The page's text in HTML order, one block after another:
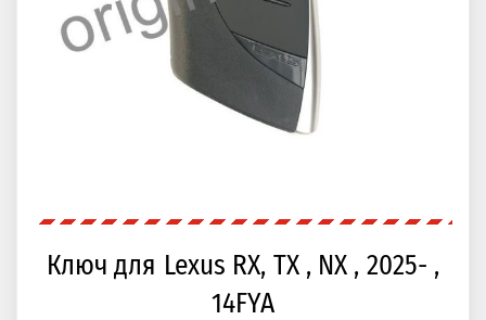
Ключ для Lexus RX, TX , NX , 2025- ,
14FYA